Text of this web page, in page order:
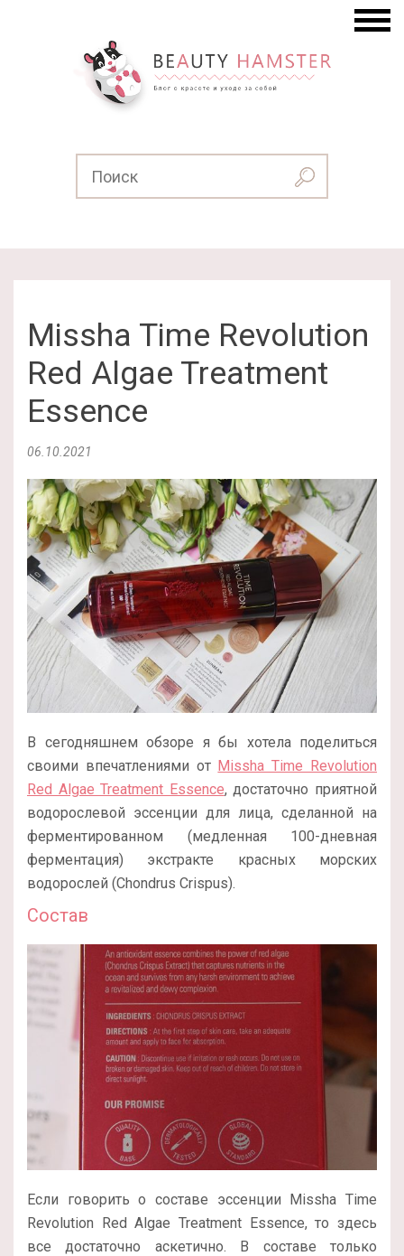
Missha Time Revolution
Red Algae Treatment
Essence
06.10.2021
В сегодняшнем обзоре я бы хотела поделиться
своими впечатлениями от Missha Time Revolution
Red Algae Treatment Essence, достаточно приятной
водорослевой эссенции для лица, сделанной на
ферментированном (медленная 100-дневная
ферментация) экстракте красных морских
водорослей (Chondrus Сrispus).
Состав
Если говорить о составе эссенции Missha Time
Revolution Red Algae Treatment Essence, то здесь
все достаточно аскетично. В составе только